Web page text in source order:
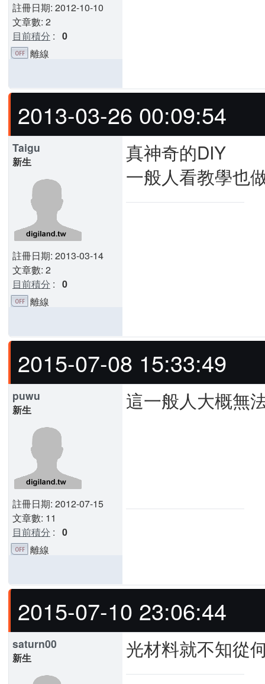
註冊日期: 2012-10-10
文章數: 2
目前積分 : 0
離線
2013-03-26 00:09:54
Taigu
新生
註冊日期: 2013-03-14
文章數: 2
目前積分 : 0
真神奇的DIY
一般人看教學也
離線
2015-07-08 15:33:49
puwu
新生
註冊日期: 2012-07-15
文章數: 11
目前積分 : 0
這一般人大概無
離線
2015-07-10 23:06:44
saturn00
新生 光材料就不知從